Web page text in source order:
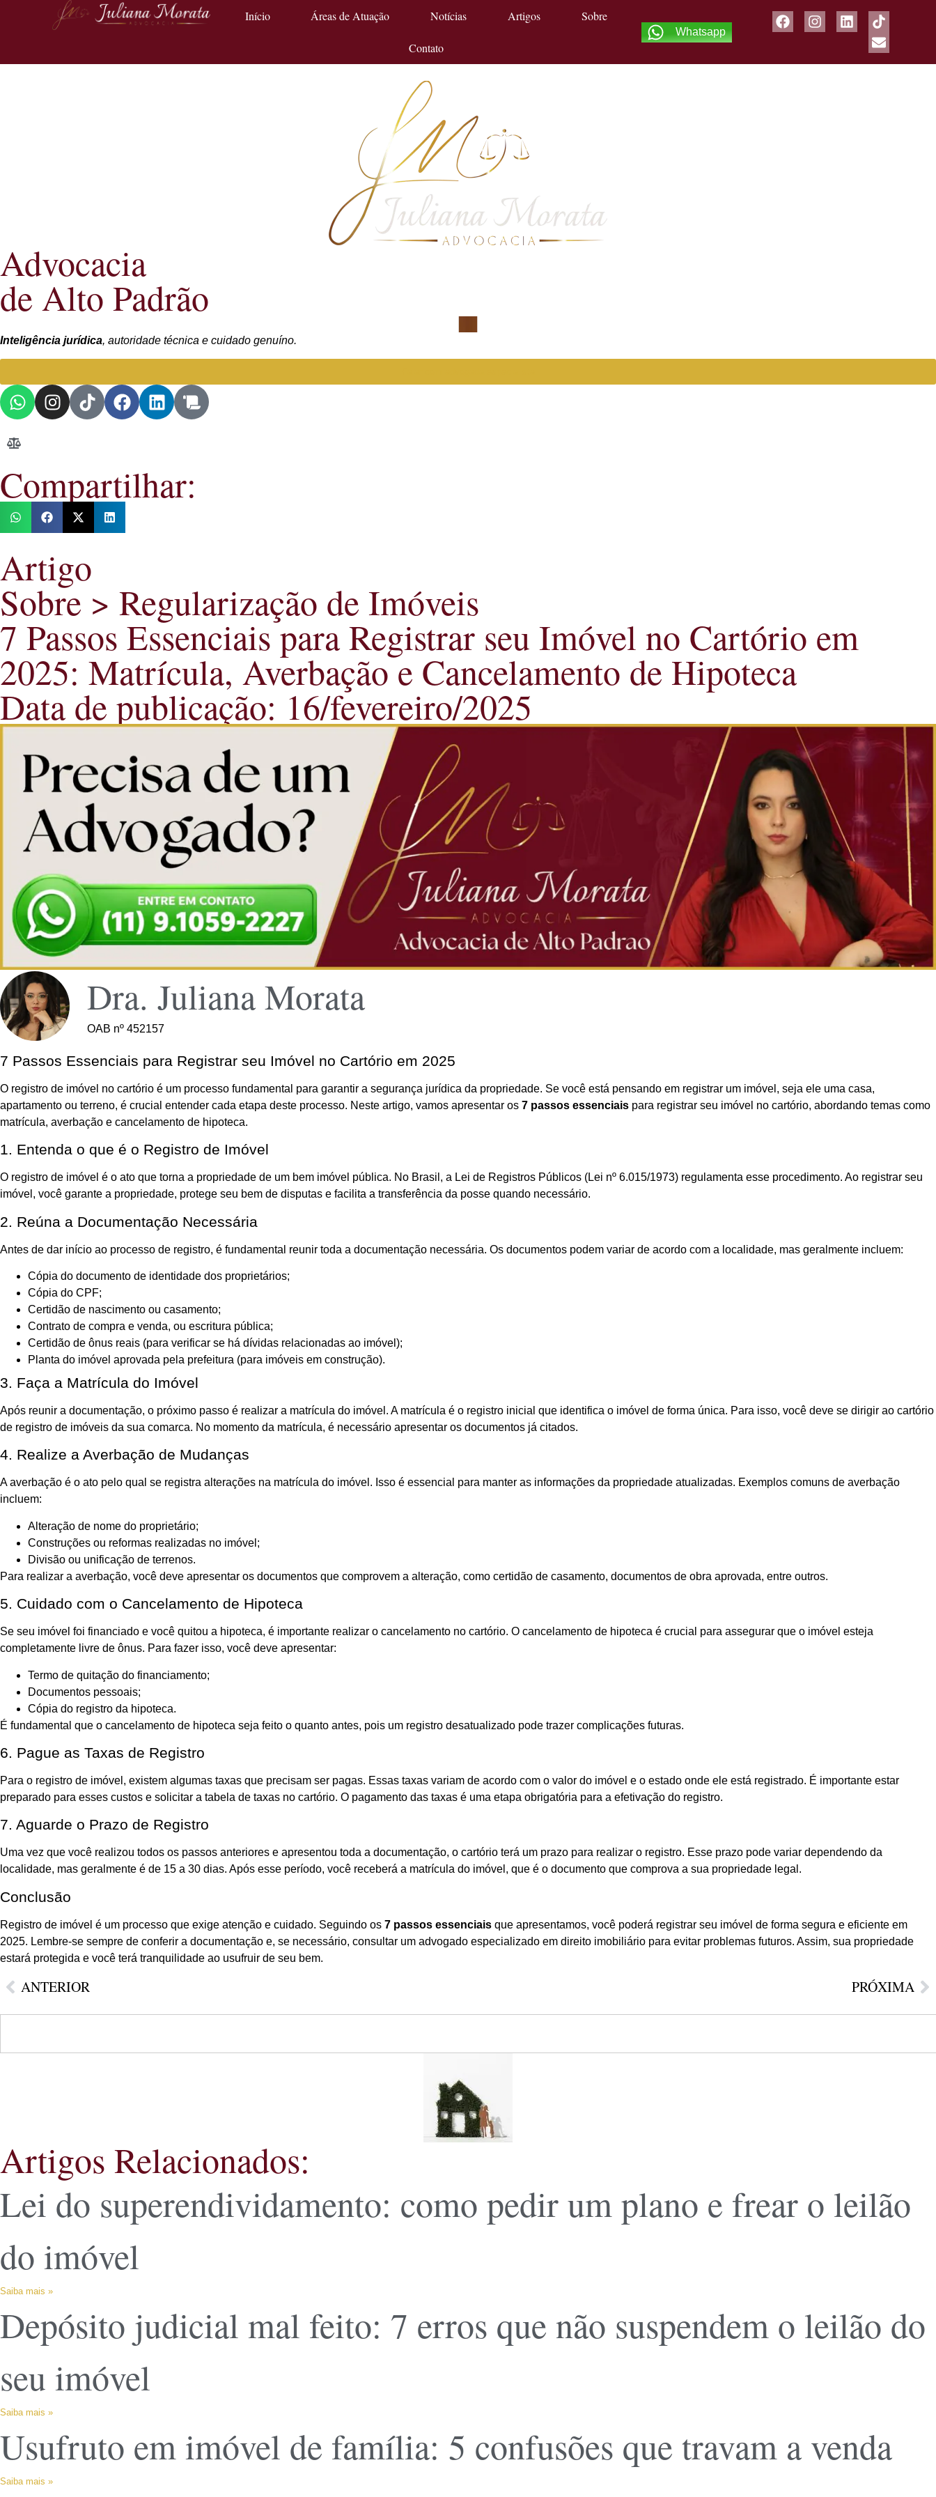
Início Áreas de Atuação Notícias Artigos Sobre
Contato
Whatsapp
Advocacia
de Alto Padrão
Inteligência jurídica, autoridade técnica e cuidado genuíno.
Compartilhar:
Artigo
Sobre > Regularização de Imóveis
7 Passos Essenciais para Registrar seu Imóvel no Cartório em
2025: Matrícula, Averbação e Cancelamento de Hipoteca
Data de publicação: 16/fevereiro/2025
Dra. Juliana Morata
OAB nº 452157
7 Passos Essenciais para Registrar seu Imóvel no Cartório em 2025
O registro de imóvel no cartório é um processo fundamental para garantir a segurança jurídica da propriedade. Se você está pensando em registrar um imóvel, seja ele uma casa,
apartamento ou terreno, é crucial entender cada etapa deste processo. Neste artigo, vamos apresentar os 7 passos essenciais para registrar seu imóvel no cartório, abordando temas como
matrícula, averbação e cancelamento de hipoteca.
1. Entenda o que é o Registro de Imóvel
O registro de imóvel é o ato que torna a propriedade de um bem imóvel pública. No Brasil, a Lei de Registros Públicos (Lei nº 6.015/1973) regulamenta esse procedimento. Ao registrar seu
imóvel, você garante a propriedade, protege seu bem de disputas e facilita a transferência da posse quando necessário.
2. Reúna a Documentação Necessária
Antes de dar início ao processo de registro, é fundamental reunir toda a documentação necessária. Os documentos podem variar de acordo com a localidade, mas geralmente incluem:
Cópia do documento de identidade dos proprietários;
Cópia do CPF;
Certidão de nascimento ou casamento;
Contrato de compra e venda, ou escritura pública;
Certidão de ônus reais (para verificar se há dívidas relacionadas ao imóvel);
Planta do imóvel aprovada pela prefeitura (para imóveis em construção).
3. Faça a Matrícula do Imóvel
Após reunir a documentação, o próximo passo é realizar a matrícula do imóvel. A matrícula é o registro inicial que identifica o imóvel de forma única. Para isso, você deve se dirigir ao cartório
de registro de imóveis da sua comarca. No momento da matrícula, é necessário apresentar os documentos já citados.
4. Realize a Averbação de Mudanças
A averbação é o ato pelo qual se registra alterações na matrícula do imóvel. Isso é essencial para manter as informações da propriedade atualizadas. Exemplos comuns de averbação
incluem:
Alteração de nome do proprietário;
Construções ou reformas realizadas no imóvel;
Divisão ou unificação de terrenos.
Para realizar a averbação, você deve apresentar os documentos que comprovem a alteração, como certidão de casamento, documentos de obra aprovada, entre outros.
5. Cuidado com o Cancelamento de Hipoteca
Se seu imóvel foi financiado e você quitou a hipoteca, é importante realizar o cancelamento no cartório. O cancelamento de hipoteca é crucial para assegurar que o imóvel esteja
completamente livre de ônus. Para fazer isso, você deve apresentar:
Termo de quitação do financiamento;
Documentos pessoais;
Cópia do registro da hipoteca.
É fundamental que o cancelamento de hipoteca seja feito o quanto antes, pois um registro desatualizado pode trazer complicações futuras.
6. Pague as Taxas de Registro
Para o registro de imóvel, existem algumas taxas que precisam ser pagas. Essas taxas variam de acordo com o valor do imóvel e o estado onde ele está registrado. É importante estar
preparado para esses custos e solicitar a tabela de taxas no cartório. O pagamento das taxas é uma etapa obrigatória para a efetivação do registro.
7. Aguarde o Prazo de Registro
Uma vez que você realizou todos os passos anteriores e apresentou toda a documentação, o cartório terá um prazo para realizar o registro. Esse prazo pode variar dependendo da
localidade, mas geralmente é de 15 a 30 dias. Após esse período, você receberá a matrícula do imóvel, que é o documento que comprova a sua propriedade legal.
Conclusão
Registro de imóvel é um processo que exige atenção e cuidado. Seguindo os 7 passos essenciais que apresentamos, você poderá registrar seu imóvel de forma segura e eficiente em
2025. Lembre-se sempre de conferir a documentação e, se necessário, consultar um advogado especializado em direito imobiliário para evitar problemas futuros. Assim, sua propriedade
estará protegida e você terá tranquilidade ao usufruir de seu bem.
ANTERIOR PRÓXIMA
Artigos Relacionados:
Lei do superendividamento: como pedir um plano e frear o leilão
do imóvel
Saiba mais »
Depósito judicial mal feito: 7 erros que não suspendem o leilão do
seu imóvel
Saiba mais »
Usufruto em imóvel de família: 5 confusões que travam a venda
Saiba mais »